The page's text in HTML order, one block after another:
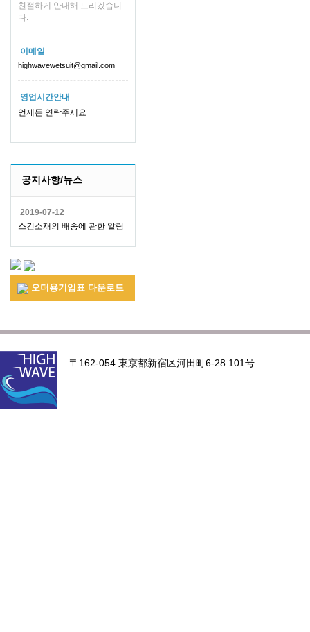
친절하게 안내해 드리겠습니
다.
이메일
highwavewetsuit@gmail.com
영업시간안내
언제든 연락주세요
공지사항/뉴스
2019-07-12
스킨소재의 배송에 관한 알림
오더용기입표 다운로드
〒162-054 東京都新宿区河田町6-28 101号